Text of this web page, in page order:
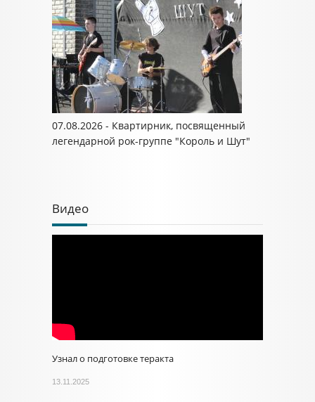
07.08.2026 - Квартирник, посвященный
легендарной рок-группе "Король и Шут"
Видео
Узнал о подготовке теракта
13.11.2025